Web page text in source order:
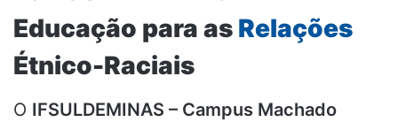
Educação para as Relações
Étnico-Raciais
O IFSULDEMINAS – Campus Machado